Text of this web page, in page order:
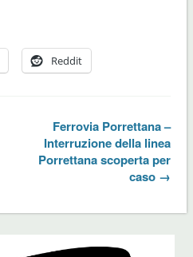
Reddit
Ferrovia Porrettana –
Interruzione della linea
Porrettana scoperta per
caso →